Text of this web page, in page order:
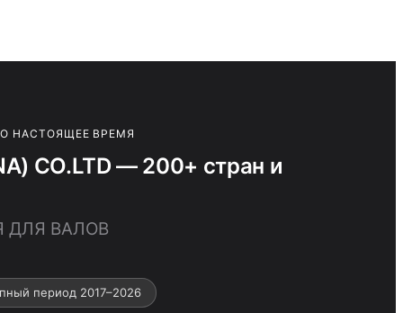
НАСТОЯЩЕЕ ВРЕМЯ
CO.LTD — 200+ стран и
ДЛЯ ВАЛОВ
период 2017–2026